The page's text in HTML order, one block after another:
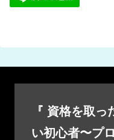
『 資格を取
い初心者〜プ